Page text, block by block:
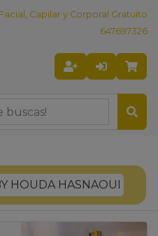
Capilar y Corporal Gratuito
647697326
HOUDA HASNAOUI